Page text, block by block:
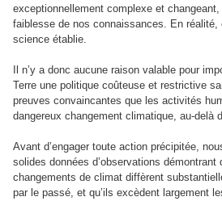
exceptionnellement complexe et
faiblesse de nos connaissances. En réalité,
science établie.
Il n’y a donc aucune raison valable pour
Terre une politique coûteuse et restrictive
preuves convaincantes que les activités
dangereux changement climatique, au-delà
Avant d’engager toute action précipitée,
solides données d’observations démontrant
changements de climat diffèrent
par le passé, et qu’ils excèdent largement